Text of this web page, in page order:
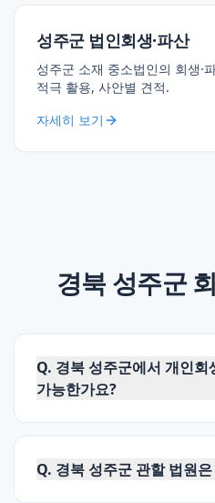
성주군 법인회생·파산
성주군 소재 중소법인의 회생·
적극 활용, 사안별 견적.
자세히 보기
경북 성주군
Q. 경북 성주군에서 개인회
가능한가요?
Q. 경북 성주군 관할 법원